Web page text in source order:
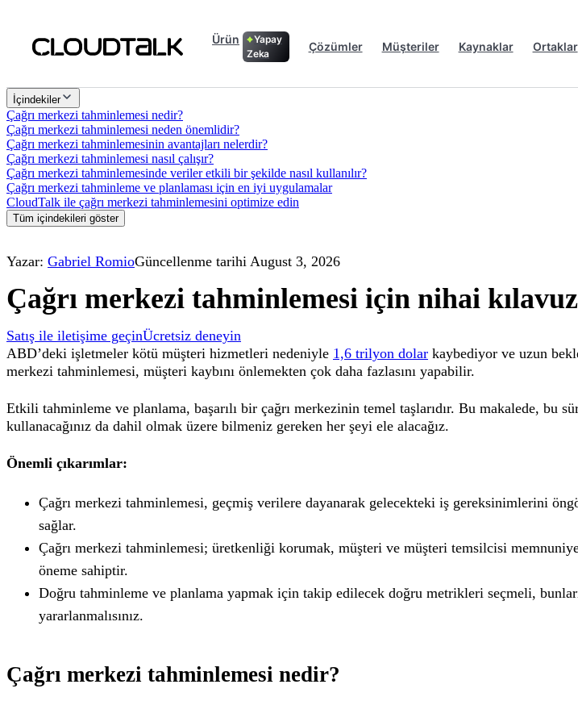
Ürün
Yapay
Zeka
Çözümler Müşteriler Kaynaklar Ortaklar
İçindekiler
Çağrı merkezi tahminlemesi nedir?
Çağrı merkezi tahminlemesi neden önemlidir?
Çağrı merkezi tahminlemesinin avantajları nelerdir?
Çağrı merkezi tahminlemesi nasıl çalışır?
Çağrı merkezi tahminlemesinde veriler etkili bir şekilde nasıl kullanılır?
Çağrı merkezi tahminleme ve planlaması için en iyi uygulamalar
CloudTalk ile çağrı merkezi tahminlemesini optimize edin
Tüm içindekileri göster
Yazar: Gabriel RomioGüncellenme tarihi August 3, 2026
Çağrı merkezi tahminlemesi için nihai
Satış ile iletişime geçinÜcretsiz deneyin
ABD’deki işletmeler kötü müşteri hizmetleri nedeniyle 1,6 trilyon dolar kaybediyor ve uzun
merkezi tahminlemesi, müşteri kaybını önlemekten çok daha fazlasını yapabilir.
Etkili tahminleme ve planlama, başarılı bir çağrı merkezinin temel taşlarıdır. Bu makalede,
kullanacağınız da dahil olmak üzere bilmeniz gereken her şeyi ele alacağız.
Önemli çıkarımlar:
Çağrı merkezi tahminlemesi, geçmiş verilere dayanarak gelecekteki iş gereksinimlerini
sağlar.
Çağrı merkezi tahminlemesi; üretkenliği korumak, müşteri ve müşteri temsilcisi
öneme sahiptir.
Doğru tahminleme ve planlama yapmak için takip edilecek doğru metrikleri seçmeli,
yararlanmalısınız.
Çağrı merkezi tahminlemesi nedir?